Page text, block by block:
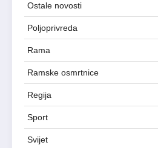
Ostale novosti
Poljoprivreda
Rama
Ramske osmrtnice
Regija
Sport
Svijet